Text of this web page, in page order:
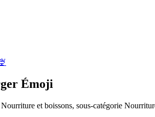
Émoji
et boissons, sous-catégorie